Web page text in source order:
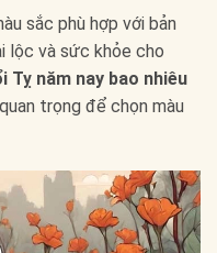
sắc phù hợp với bản
lộc và sức khỏe cho
Tỵ năm nay bao nhiêu
trọng để chọn màu